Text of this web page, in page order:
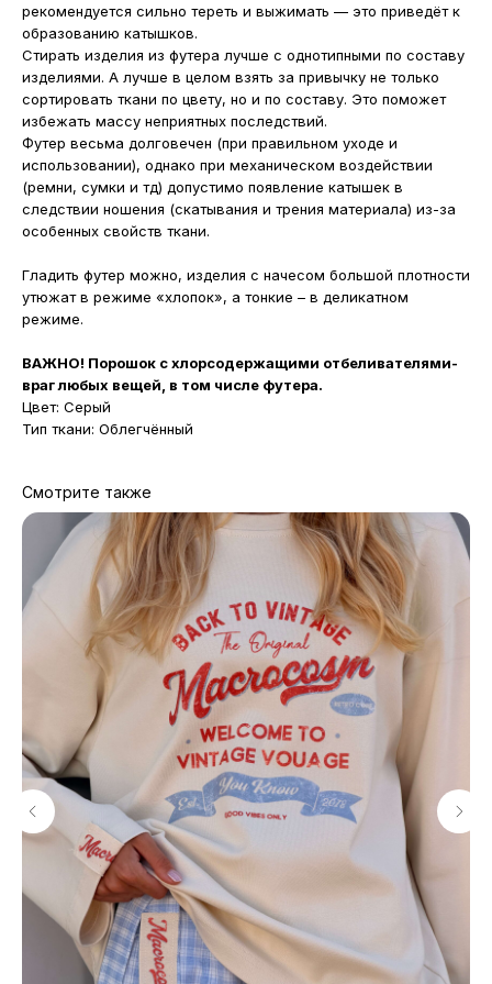
рекомендуется сильно тереть и выжимать — это приведёт к
образованию катышков.
Стирать изделия из футера лучше с однотипными по составу
изделиями. А лучше в целом взять за привычку не только
сортировать ткани по цвету, но и по составу. Это поможет
избежать массу неприятных последствий.
Футер весьма долговечен (при правильном уходе и
использовании), однако при механическом воздействии
(ремни, сумки и тд) допустимо появление катышек в
следствии ношения (скатывания и трения материала) из-за
особенных свойств ткани.
Гладить футер можно, изделия с начесом большой плотности
утюжат в режиме «хлопок», а тонкие – в деликатном
режиме.
ВАЖНО! Порошок с хлорсодержащими отбеливателями-
враг любых вещей, в том числе футера.
Цвет: Серый
Тип ткани: Облегчённый
Смотрите также
МАГАЗИНЫ
Потрогать, примерить,
ВЛЮБИТЬСЯ И КУПИТЬ
наш бренд вы можете по адресу